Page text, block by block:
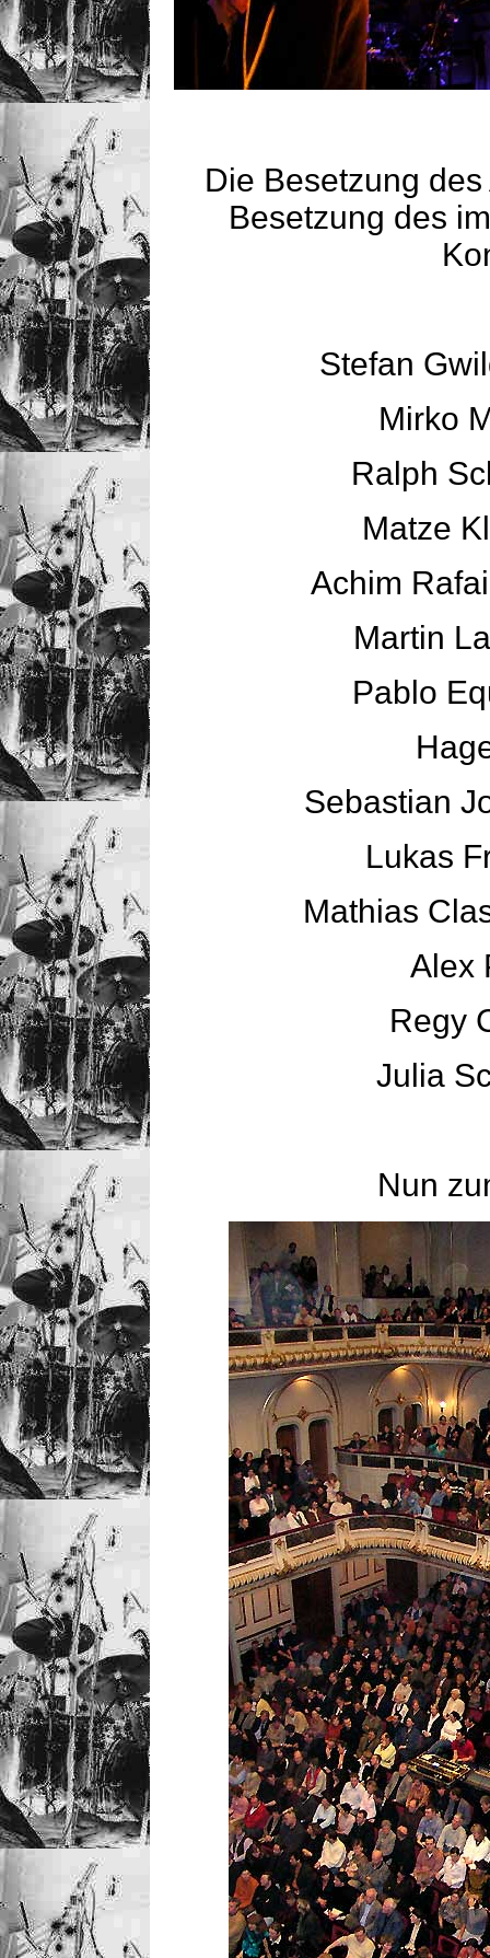
Die Besetzung
Besetzung des
Stefan
Mirko
Ralph
Matze
Achim
Martin
Pablo
Sebastian
Lukas
Mathias
Alex
Regy
Julia
Nun